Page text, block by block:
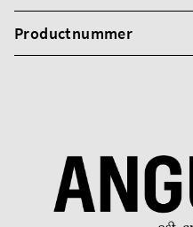
Productnummer